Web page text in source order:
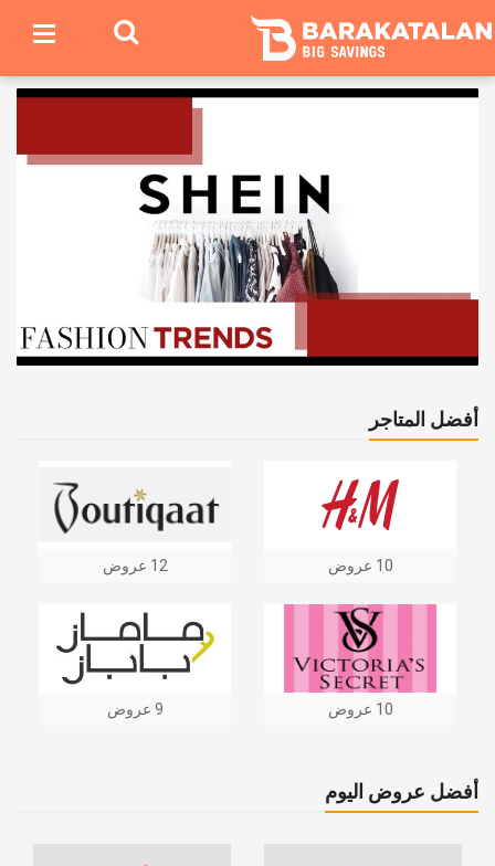
أفضل المتاجر
12 عروض 10 عروض
9 عروض 10 عروض
أفضل عروض اليوم